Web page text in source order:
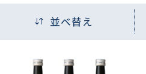
並べ替え